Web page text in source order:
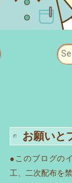
お願いと
●このブログの
工、二次配布を